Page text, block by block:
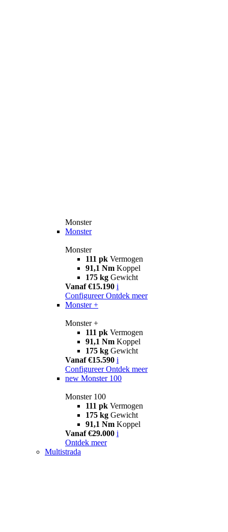
Monster
Monster
Monster
111 pk Vermogen
91,1 Nm Koppel
175 kg Gewicht
Vanaf €15.190 i
Configureer Ontdek meer
Monster +
Monster +
111 pk Vermogen
91,1 Nm Koppel
175 kg Gewicht
Vanaf €15.590 i
Configureer Ontdek meer
new Monster 100
Monster 100
111 pk Vermogen
175 kg Gewicht
91,1 Nm Koppel
Vanaf €29.000 i
Ontdek meer
Multistrada